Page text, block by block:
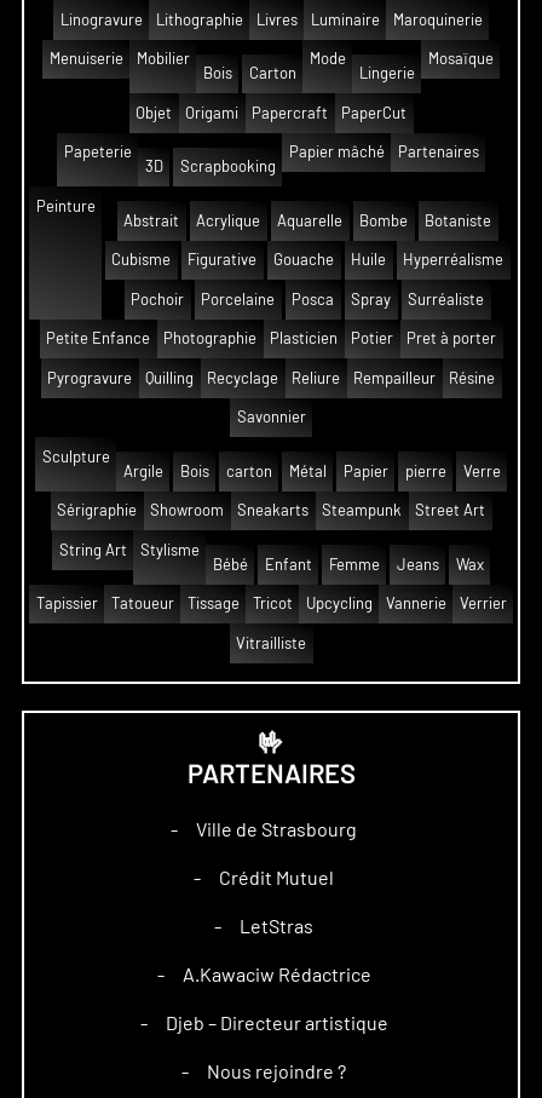
Linogravure Lithographie Livres Luminaire Maroquinerie
Menuiserie
Mobilier
Bois
Carton
Mode
Lingerie
Mosaïque
Objet Origami Papercraft PaperCut
Papeterie
3D
Scrapbooking
Papier mâché Partenaires
Peinture
Abstrait
Acrylique Aquarelle Bombe Botaniste
Cubisme Figurative Gouache Huile Hyperréalisme
Pochoir Porcelaine Posca Spray Surréaliste
Petite Enfance Photographie Plasticien Potier Pret à porter
Pyrogravure Quilling Recyclage Reliure Rempailleur Résine
Savonnier
Sculpture
Argile
Bois carton Métal Papier pierre Verre
Sérigraphie Showroom Sneakarts Steampunk Street Art
String Art
Stylisme
Bébé
Enfant Femme Jeans Wax
Tapissier Tatoueur Tissage Tricot Upcycling Vannerie Verrier
Vitrailliste
🤟
PARTENAIRES
– Ville de Strasbourg
– Crédit Mutuel
– LetStras
– A.Kawaciw Rédactrice
– Djeb – Directeur artistique
– Nous rejoindre ?